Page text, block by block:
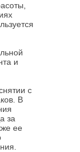
и
с
В
за
ее